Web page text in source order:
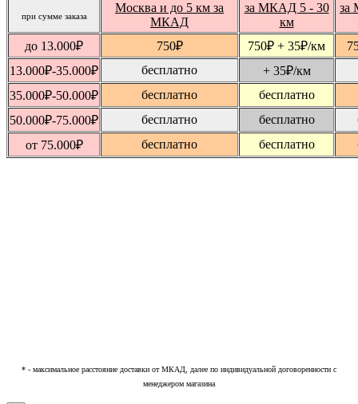
при сумме заказа
Москва и до 5 км за
МКАД
за МКАД 5 - 30
км
за
до 13.000₽ 750₽ 750₽ + 35₽/км
13.000₽-35.000₽ бесплатно + 35₽/км
35.000₽-50.000₽ бесплатно
бесплатно
50.000₽-75.000₽ бесплатно бесплатно
от 75.000₽ бесплатно бесплатно
* - максимальное расстояние доставки от МКАД, далее по индивидуальной договоренности с
менеджером магазина